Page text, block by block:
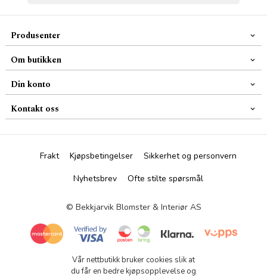
Produsenter
Om butikken
Din konto
Kontakt oss
Frakt Kjøpsbetingelser
Sikkerhet og personvern
Nyhetsbrev
Ofte stilte spørsmål
© Bekkjarvik Blomster & Interiør AS
Vår nettbutikk bruker cookies slik at
du får en bedre kjøpsopplevelse og